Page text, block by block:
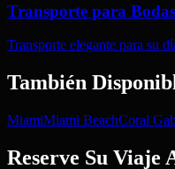
Transporte para Bodas
Transporte elegante para su
También
MiamiMiami BeachCoral
Reserve Su Viaje